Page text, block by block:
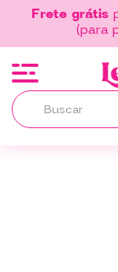
Frete grátis
(para